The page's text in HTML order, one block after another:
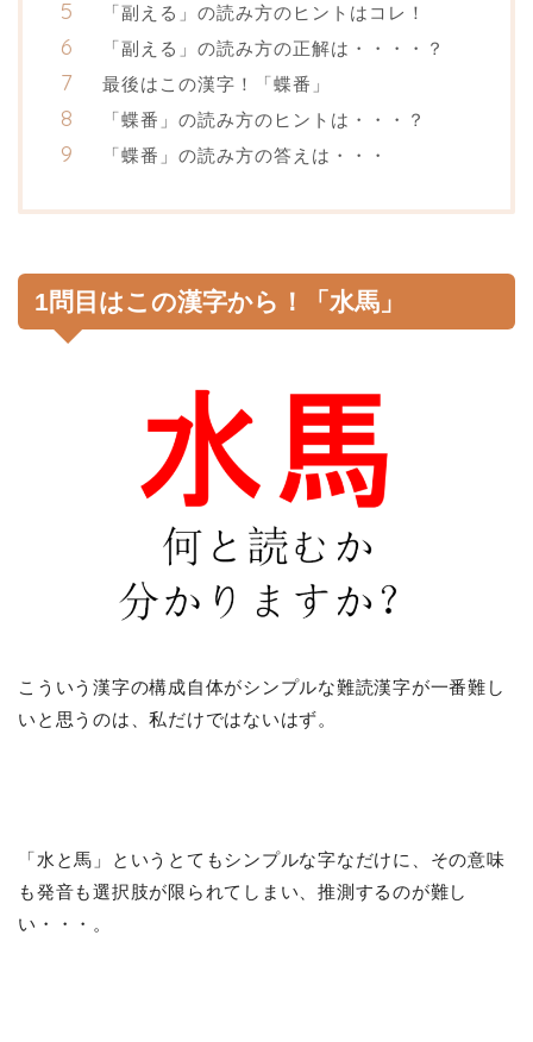
「副える」の読み方のヒントはコレ！
「副える」の読み方の正解は・・・・？
最後はこの漢字！「蝶番」
「蝶番」の読み方のヒントは・・・？
「蝶番」の読み方の答えは・・・
1問目はこの漢字から！「水馬」
こういう漢字の構成自体がシンプルな難読漢字が一番難し
いと思うのは、私だけではないはず。
「水と馬」というとてもシンプルな字なだけに、その意味
も発音も選択肢が限られてしまい、推測するのが難し
い・・・。